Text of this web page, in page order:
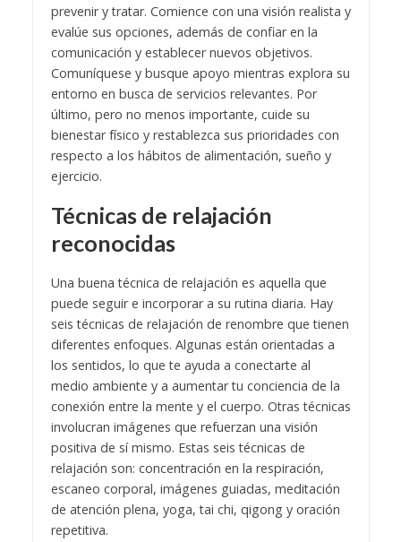
prevenir y tratar. Comience con una visión realista y
evalúe sus opciones, además de confiar en la
comunicación y establecer nuevos objetivos.
Comuníquese y busque apoyo mientras explora su
entorno en busca de servicios relevantes. Por
último, pero no menos importante, cuide su
bienestar físico y restablezca sus prioridades con
respecto a los hábitos de alimentación, sueño y
ejercicio.
Técnicas de relajación
reconocidas
Una buena técnica de relajación es aquella que
puede seguir e incorporar a su rutina diaria. Hay
seis técnicas de relajación de renombre que tienen
diferentes enfoques. Algunas están orientadas a
los sentidos, lo que te ayuda a conectarte al
medio ambiente y a aumentar tu conciencia de la
conexión entre la mente y el cuerpo. Otras técnicas
involucran imágenes que refuerzan una visión
positiva de sí mismo. Estas seis técnicas de
relajación son: concentración en la respiración,
escaneo corporal, imágenes guiadas, meditación
de atención plena, yoga, tai chi, qigong y oración
repetitiva.